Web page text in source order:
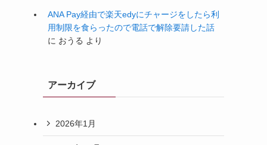
ANA Pay経由で楽天edyにチャージをしたら利
用制限を食らったので電話で解除要請した話
に おうる より
アーカイブ
2026年1月